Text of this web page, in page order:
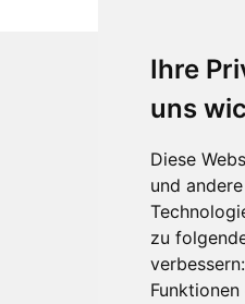
Ihre
uns
Diese
und
zu
verbessern:
Für